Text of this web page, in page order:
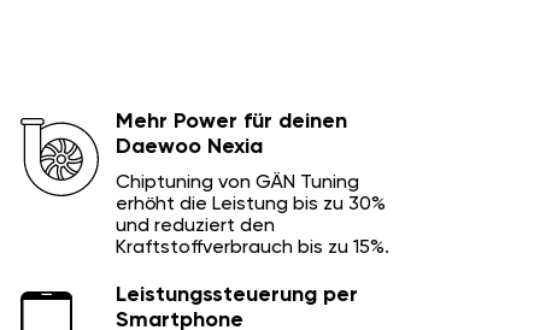
Mehr Power für deinen
Daewoo Nexia
Chiptuning von GÄN Tuning
erhöht die Leistung bis zu 30%
und reduziert den
Kraftstoffverbrauch bis zu 15%.
Leistungssteuerung per
Smartphone